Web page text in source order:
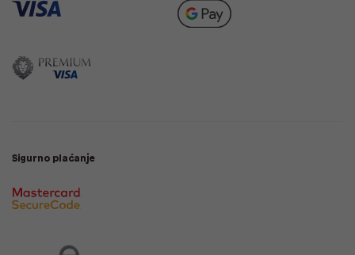
Sigurno plaćanje